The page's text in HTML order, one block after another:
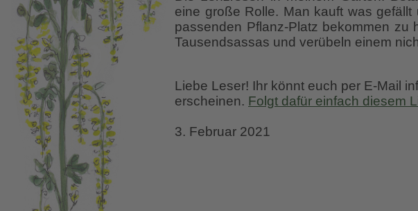
eine große Rolle. Man kauft was
passenden Pflanz-Platz bekommen
Tausendsassas und verübeln einem
Liebe Leser! Ihr könnt euch per E-Mail
erscheinen. Folgt dafür einfach diesem
3. Februar 2021